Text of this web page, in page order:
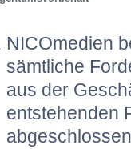
NICOmedien
sämtliche
aus der
entstehenden